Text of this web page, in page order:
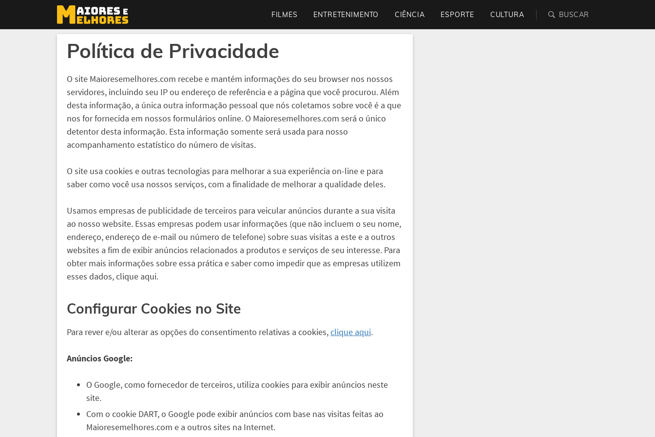
FILMES ENTRETENIMENTO CIÊNCIA ESPORTE CULTURA
Política de Privacidade
O site Maioresemelhores.com recebe e mantém informações do seu browser nos nossos
servidores, incluindo seu IP ou endereço de referência e a página que você procurou. Além
desta informação, a única outra informação pessoal que nós coletamos sobre você é a que
nos for fornecida em nossos formulários online. O Maioresemelhores.com será o único
detentor desta informação. Esta informação somente será usada para nosso
acompanhamento estatístico do número de visitas.
O site usa cookies e outras tecnologias para melhorar a sua experiência on-line e para
saber como você usa nossos serviços, com a finalidade de melhorar a qualidade deles.
Usamos empresas de publicidade de terceiros para veicular anúncios durante a sua visita
ao nosso website. Essas empresas podem usar informações (que não incluem o seu nome,
endereço, endereço de e-mail ou número de telefone) sobre suas visitas a este e a outros
websites a fim de exibir anúncios relacionados a produtos e serviços de seu interesse. Para
obter mais informações sobre essa prática e saber como impedir que as empresas utilizem
esses dados, clique aqui.
Configurar Cookies no Site
Para rever e/ou alterar as opções do consentimento relativas a cookies,clique aqui.
Anúncios Google:
O Google, como fornecedor de terceiros, utiliza cookies para exibir anúncios neste
site.
Com o cookie DART, o Google pode exibir anúncios com base nas visitas feitas ao
Maioresemelhores.com e a outros sites na Internet.